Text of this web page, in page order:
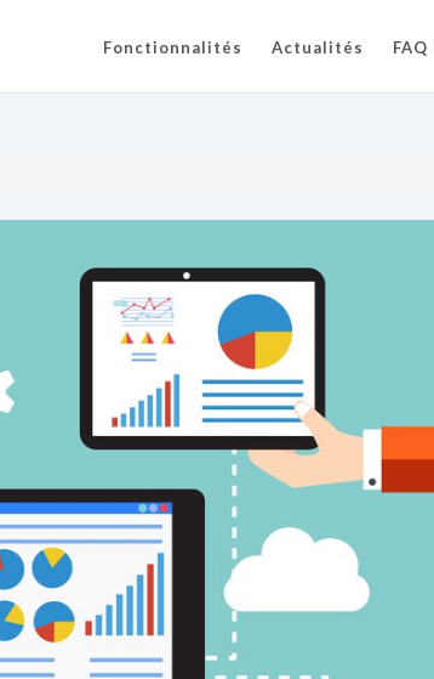
Fonctionnalités Actualités FAQ